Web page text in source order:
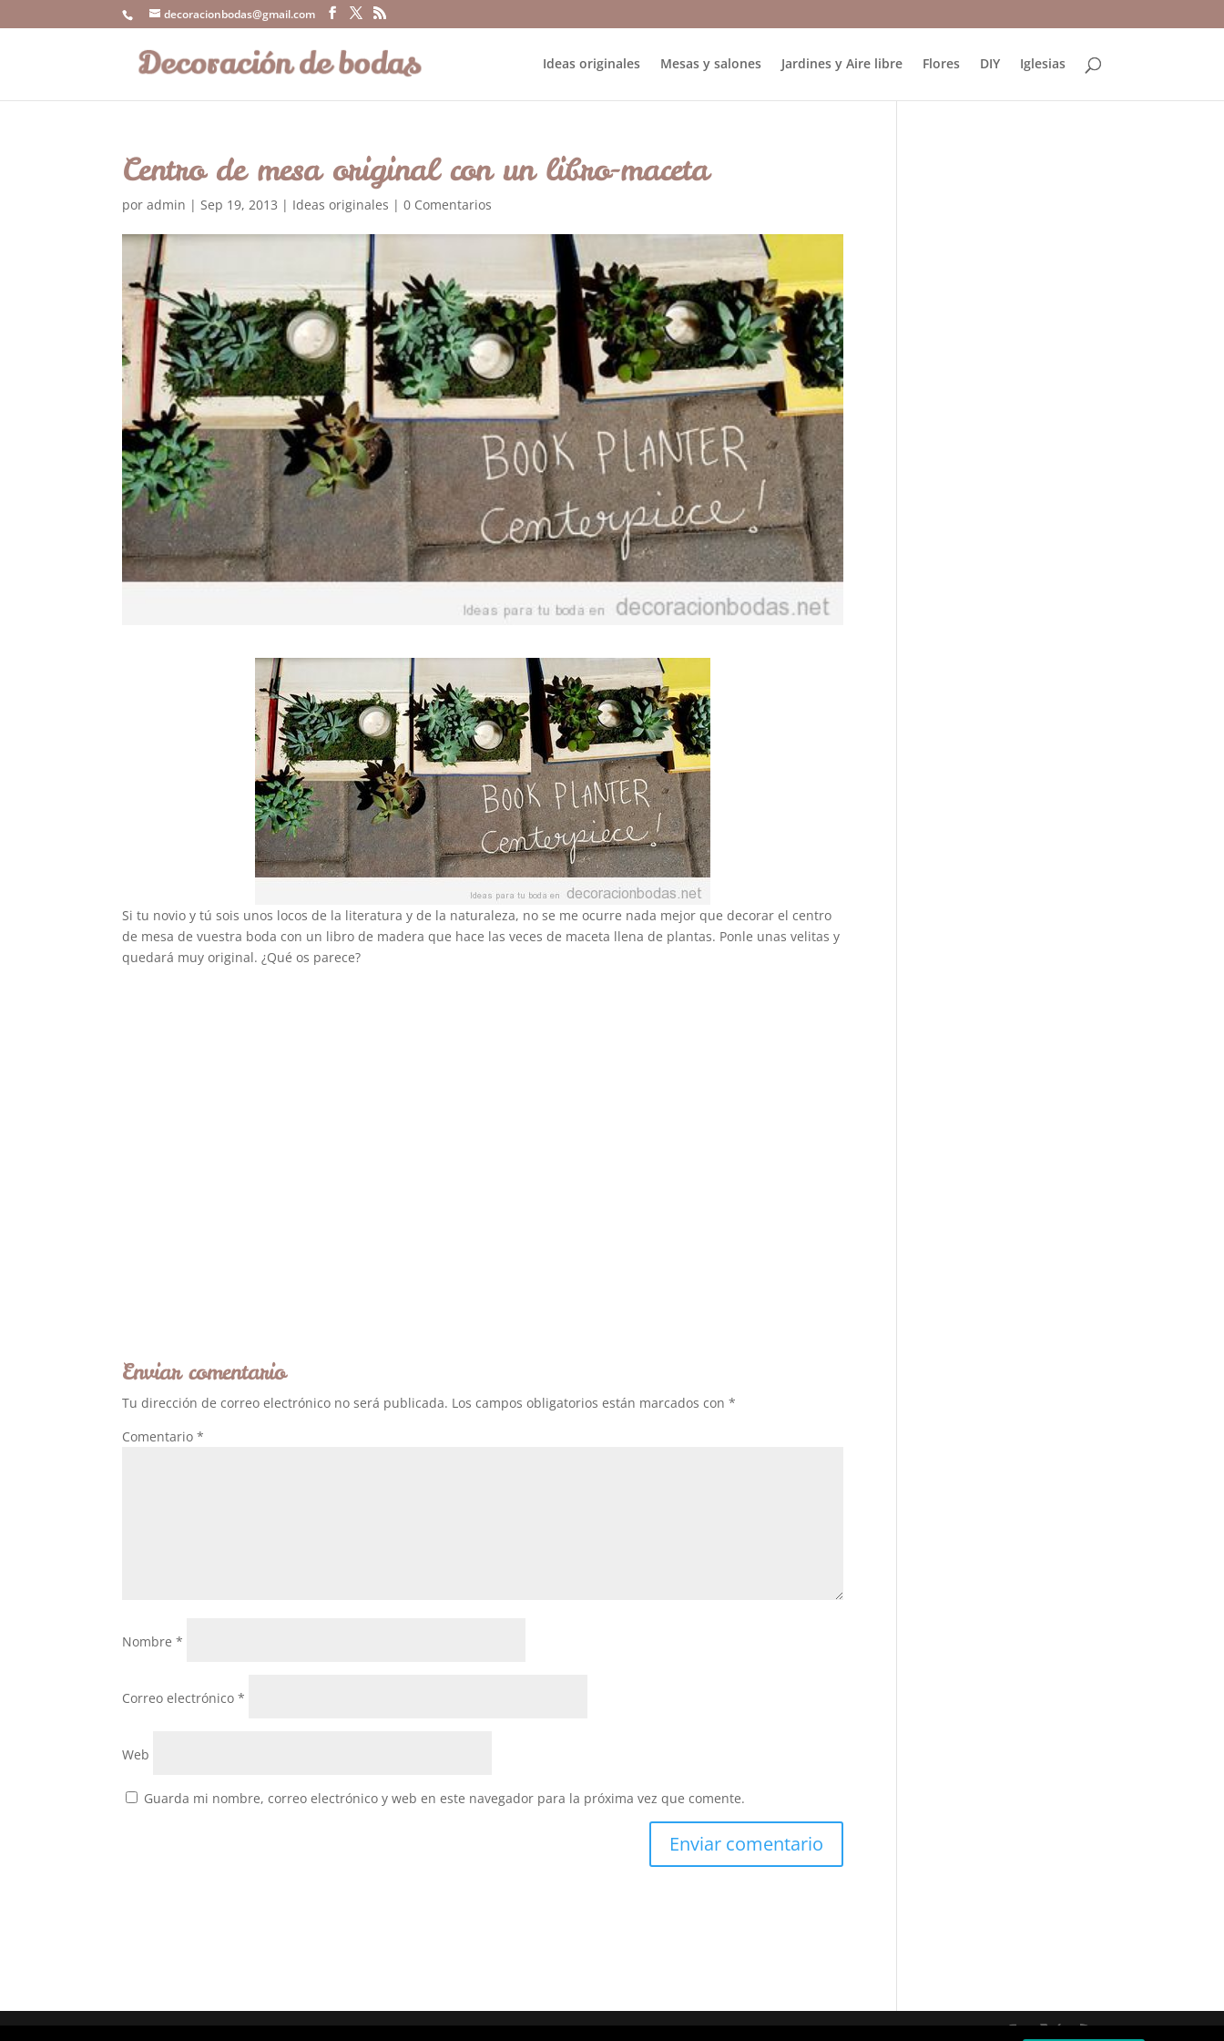
decoracionbodas@gmail.com
Ideas originales Mesas y salones Jardines y Aire libre Flores DIY Iglesias
Centro de mesa original con un libro-maceta
poradmin |Sep 19, 2013 | Ideas originales |0 Comentarios
Si tu novio y tú sois unos locos de la literatura y de la naturaleza, no se me ocurre nada mejor que decorar el centro
de mesa de vuestra boda con un libro de madera que hace las veces de maceta llena de plantas. Ponle unas velitas y
quedará muy original. ¿Qué os parece?
Enviar comentario
Tu dirección de correo electrónico no será publicada. Los campos obligatorios están marcados con*
Comentario*
Nombre*
Correo electrónico*
Web
Guarda mi nombre, correo electrónico y web en este navegador para la próxima vez que comente.